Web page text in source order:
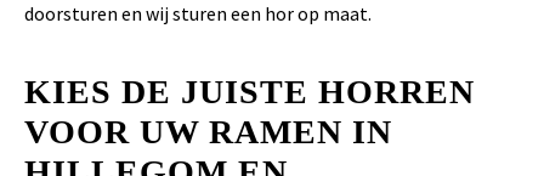
doorsturen en wij sturen een hor op maat.
KIES DE JUISTE HORREN
VOOR UW RAMEN IN